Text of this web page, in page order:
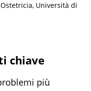
Università di
chiave
più